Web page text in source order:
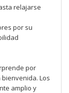
relajarse
por su
por
Los
amplio y